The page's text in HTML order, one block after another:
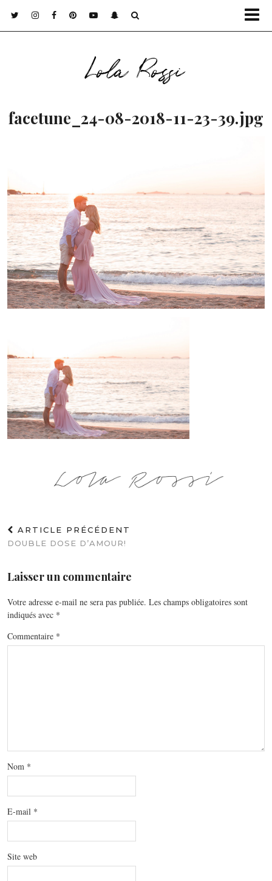
Lola Rossi
facetune_24-08-2018-11-23-39.jpg
ARTICLE PRÉCÉDENT
DOUBLE DOSE D’AMOUR!
Laisser un commentaire
Votre adresse e-mail ne sera pas publiée. Les champs obligatoires sont
indiqués avec *
Commentaire *
Nom *
E-mail *
Site web